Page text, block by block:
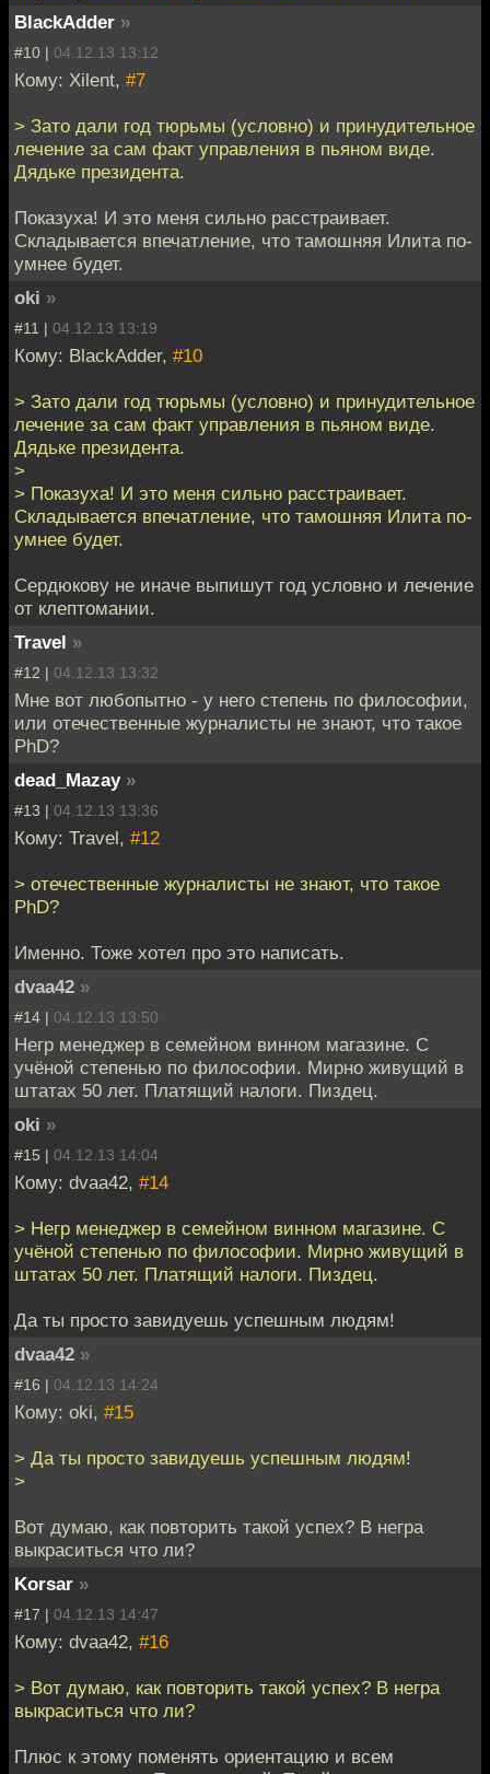
BlackAdder »
#10 | 04.12.13 13:12
Кому: Xilent, #7
> Зато дали год тюрьмы (условно) и принудительное
лечение за сам факт управления в пьяном виде.
Дядьке президента.
Показуха! И это меня сильно расстраивает.
Складывается впечатление, что тамошняя Илита по-
умнее будет.
oki »
#11 | 04.12.13 13:19
Кому: BlackAdder, #10
> Зато дали год тюрьмы (условно) и принудительное
лечение за сам факт управления в пьяном виде.
Дядьке президента.
>
> Показуха! И это меня сильно расстраивает.
Складывается впечатление, что тамошняя Илита по-
умнее будет.
Сердюкову не иначе выпишут год условно и лечение
от клептомании.
Travel »
#12 | 04.12.13 13:32
Мне вот любопытно - у него степень по философии,
или отечественные журналисты не знают, что такое
PhD?
dead_Mazay »
#13 | 04.12.13 13:36
Кому: Travel, #12
> отечественные журналисты не знают, что такое
PhD?
Именно. Тоже хотел про это написать.
dvaa42 »
#14 | 04.12.13 13:50
Негр менеджер в семейном винном магазине. С
учёной степенью по философии. Мирно живущий в
штатах 50 лет. Платящий налоги. Пиздец.
oki »
#15 | 04.12.13 14:04
Кому: dvaa42, #14
> Негр менеджер в семейном винном магазине. С
учёной степенью по философии. Мирно живущий в
штатах 50 лет. Платящий налоги. Пиздец.
Да ты просто завидуешь успешным людям!
dvaa42 »
#16 | 04.12.13 14:24
Кому: oki, #15
> Да ты просто завидуешь успешным людям!
>
Вот думаю, как повторить такой успех? В негра
выкраситься что ли?
Korsar »
#17 | 04.12.13 14:47
Кому: dvaa42, #16
> Вот думаю, как повторить такой успех? В негра
выкраситься что ли?
Плюс к этому поменять ориентацию и всем